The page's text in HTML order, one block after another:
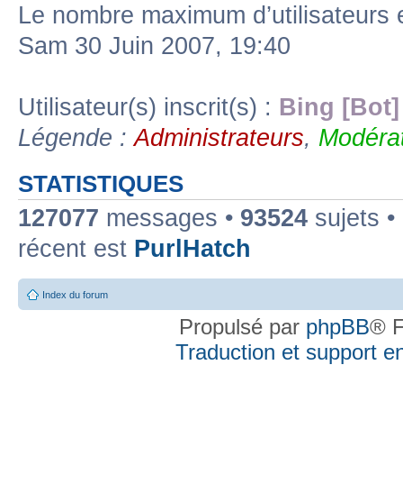
Le nombre maximum
Sam 30 Juin 2007, 19:40
Utilisateur(s) inscrit(s) : Bing [Bot]
Légende :Administrateurs,
STATISTIQUES
127077 messages • 93524 sujets •
récent est PurlHatch
Index du forum
Propulsé par phpBB®
Traduction et support